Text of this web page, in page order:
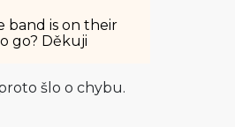
band is on their
go? Děkuji
šlo o chybu.